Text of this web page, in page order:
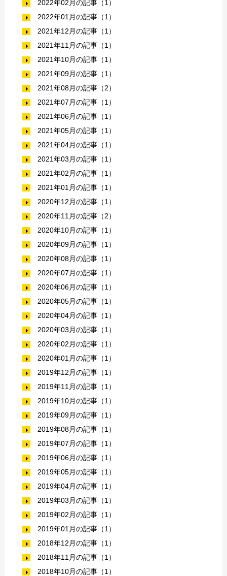
2022年02月の記事（1）
2022年01月の記事（1）
2021年12月の記事（1）
2021年11月の記事（1）
2021年10月の記事（1）
2021年09月の記事（1）
2021年08月の記事（2）
2021年07月の記事（1）
2021年06月の記事（1）
2021年05月の記事（1）
2021年04月の記事（1）
2021年03月の記事（1）
2021年02月の記事（1）
2021年01月の記事（1）
2020年12月の記事（1）
2020年11月の記事（2）
2020年10月の記事（1）
2020年09月の記事（1）
2020年08月の記事（1）
2020年07月の記事（1）
2020年06月の記事（1）
2020年05月の記事（1）
2020年04月の記事（1）
2020年03月の記事（1）
2020年02月の記事（1）
2020年01月の記事（1）
2019年12月の記事（1）
2019年11月の記事（1）
2019年10月の記事（1）
2019年09月の記事（1）
2019年08月の記事（1）
2019年07月の記事（1）
2019年06月の記事（1）
2019年05月の記事（1）
2019年04月の記事（1）
2019年03月の記事（1）
2019年02月の記事（1）
2019年01月の記事（1）
2018年12月の記事（1）
2018年11月の記事（1）
2018年10月の記事（1）